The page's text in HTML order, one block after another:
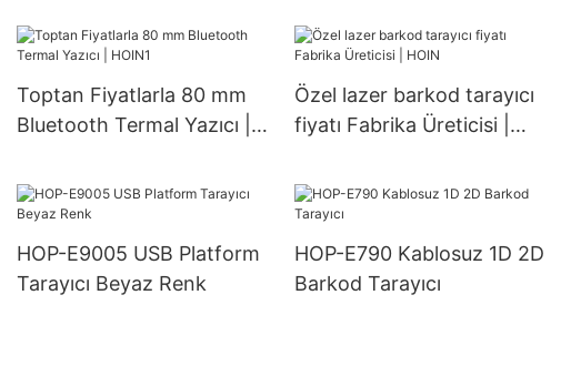
Fiş Yazıcısı 58mm
80 mm POS sistem yazıcısı
Toptan Fiyatlarla 80 mm
Bluetooth Termal Yazıcı |
Özel lazer barkod tarayıcı
fiyatı Fabrika Üreticisi |
HOP-E9005 USB Platform
Tarayıcı Beyaz Renk
HOP-E790 Kablosuz 1D 2D
Barkod Tarayıcı